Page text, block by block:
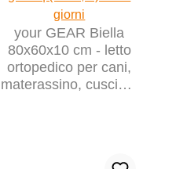
giorni
your GEAR Biella
80x60x10 cm - letto
ortopedico per cani,
materassino, cuscino,